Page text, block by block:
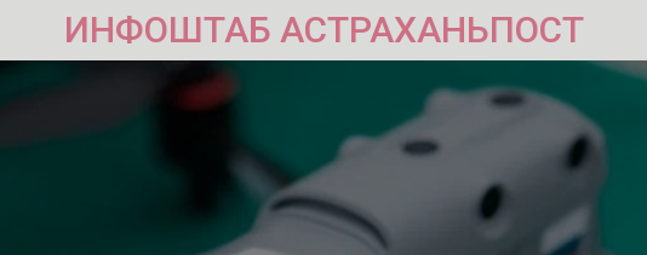
ИНФОШТАБ АСТРАХАНЬПОСТ